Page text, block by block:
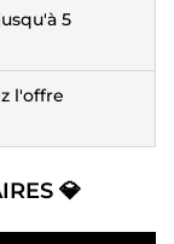
5
l'offre
💎